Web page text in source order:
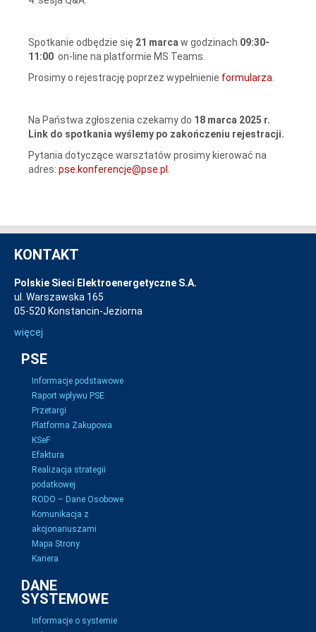
Spotkanie odbędzie się 21 marca w godzinach 09:30-
11:00 on-line na platformie MS Teams.
Prosimy o rejestrację poprzez wypełnienie formularza
Na Państwa zgłoszenia czekamy do 18 marca 2025 r.
Link do spotkania wyślemy po zakończeniu rejestracji.
Pytania dotyczące warsztatów prosimy kierować na
adres: pse.konferencje@pse.pl
KONTAKT
Polskie Sieci Elektroenergetyczne S.A.
ul. Warszawska 165
05-520 Konstancin-Jeziorna
więcej
PSE
Informacje podstawowe
Raport wpływu PSE
Przetargi
Platforma Zakupowa
KSeF
Efaktura
Realizacja strategii
podatkowej
RODO – Dane Osobowe
Komunikacja z
akcjonariuszami
Mapa Strony
Kariera
DANE
SYSTEMOWE
Informacje o systemie